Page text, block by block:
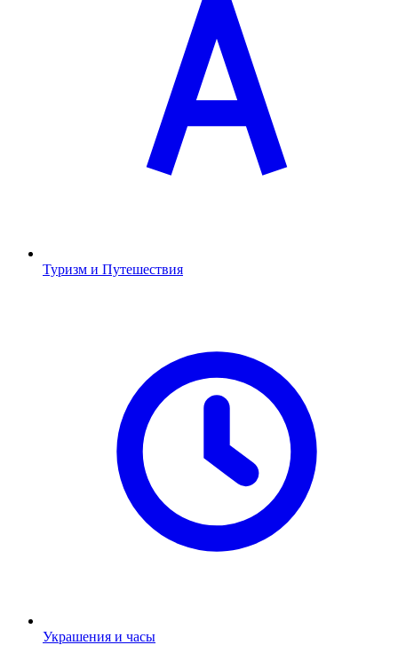
Туризм и Путешествия
Украшения и часы